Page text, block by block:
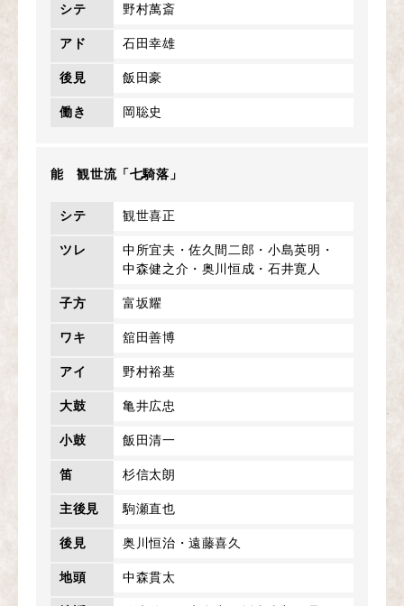
シテ 野村萬斎
アド 石田幸雄
後見 飯田豪
働き 岡聡史
能 観世流「七騎落」
シテ 観世喜正
ツレ
中所宜夫・佐久間二郎・小島英明・
中森健之介・奥川恒成・石井寛人
子方 富坂耀
ワキ 舘田善博
アイ 野村裕基
大鼓 亀井広忠
小鼓 飯田清一
笛 杉信太朗
主後見 駒瀬直也
後見 奥川恒治・遠藤喜久
地頭 中森貫太